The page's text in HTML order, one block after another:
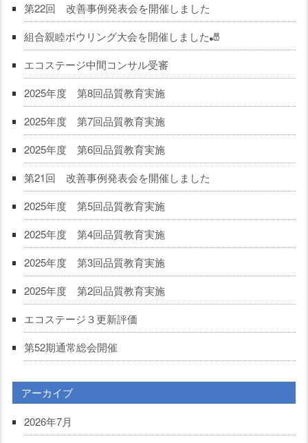
第22回 改善事例発表会を開催しました
組合親睦ボウリング大会を開催しました🎳
エコステージ中間コンサル受審
2025年度 第8回品質教育実施
2025年度 第7回品質教育実施
2025年度 第6回品質教育実施
第21回 改善事例発表会を開催しました
2025年度 第5回品質教育実施
2025年度 第4回品質教育実施
2025年度 第3回品質教育実施
2025年度 第2回品質教育実施
エコステージ３更新評価
第52期通常総会開催
アーカイブ
2026年7月